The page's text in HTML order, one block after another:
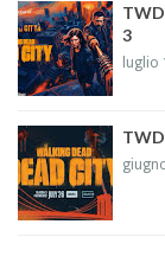
3
luglio